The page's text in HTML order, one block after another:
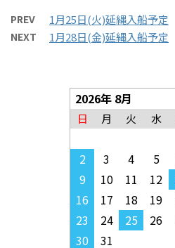
PREV 1月25日(火)延縄入船予定
NEXT 1月28日(金)延縄入船予定
2026年 8月
日 月 火 水
2
3 4 5
9
10 11 12
16
17 18 19
23
24 25 26
30
31